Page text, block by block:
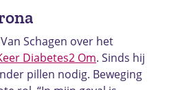
Schagen over het
Diabetes2 Om. Sinds hij
pillen nodig. Beweging